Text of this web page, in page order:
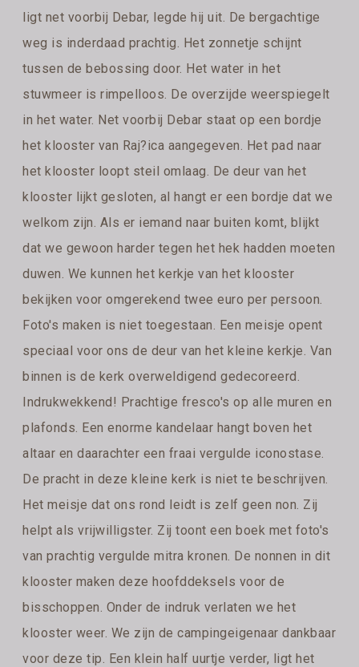
ligt net voorbij Debar, legde hij uit. De bergachtige
weg is inderdaad prachtig. Het zonnetje schijnt
tussen de bebossing door. Het water in het
stuwmeer is rimpelloos. De overzijde weerspiegelt
in het water. Net voorbij Debar staat op een bordje
het klooster van Raj?ica aangegeven. Het pad naar
het klooster loopt steil omlaag. De deur van het
klooster lijkt gesloten, al hangt er een bordje dat we
welkom zijn. Als er iemand naar buiten komt, blijkt
dat we gewoon harder tegen het hek hadden moeten
duwen. We kunnen het kerkje van het klooster
bekijken voor omgerekend twee euro per persoon.
Foto's maken is niet toegestaan. Een meisje opent
speciaal voor ons de deur van het kleine kerkje. Van
binnen is de kerk overweldigend gedecoreerd.
Indrukwekkend! Prachtige fresco's op alle muren en
plafonds. Een enorme kandelaar hangt boven het
altaar en daarachter een fraai vergulde iconostase.
De pracht in deze kleine kerk is niet te beschrijven.
Het meisje dat ons rond leidt is zelf geen non. Zij
helpt als vrijwilligster. Zij toont een boek met foto's
van prachtig vergulde mitra kronen. De nonnen in dit
klooster maken deze hoofddeksels voor de
bisschoppen. Onder de indruk verlaten we het
klooster weer. We zijn de campingeigenaar dankbaar
voor deze tip. Een klein half uurtje verder, ligt het